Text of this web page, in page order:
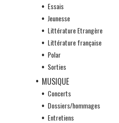
Essais
Jeunesse
Littérature Etrangère
Littérature française
Polar
Sorties
MUSIQUE
Concerts
Dossiers/hommages
Entretiens